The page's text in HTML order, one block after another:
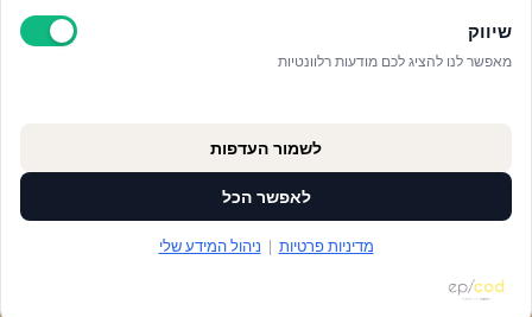
הזמנת מקום
שיווק
מאפשר לנו להציג לכם מודעות רלוונטיות
לשמור העדפות
לאפשר הכל
מדיניות פרטיות | ניהול המידע שלי